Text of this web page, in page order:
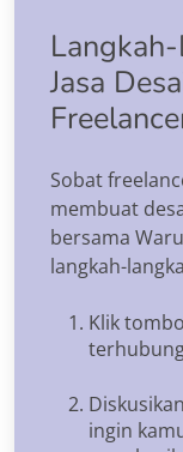
Jasa
Sobat
membuat
bersama
langkah-
Klik
ingin